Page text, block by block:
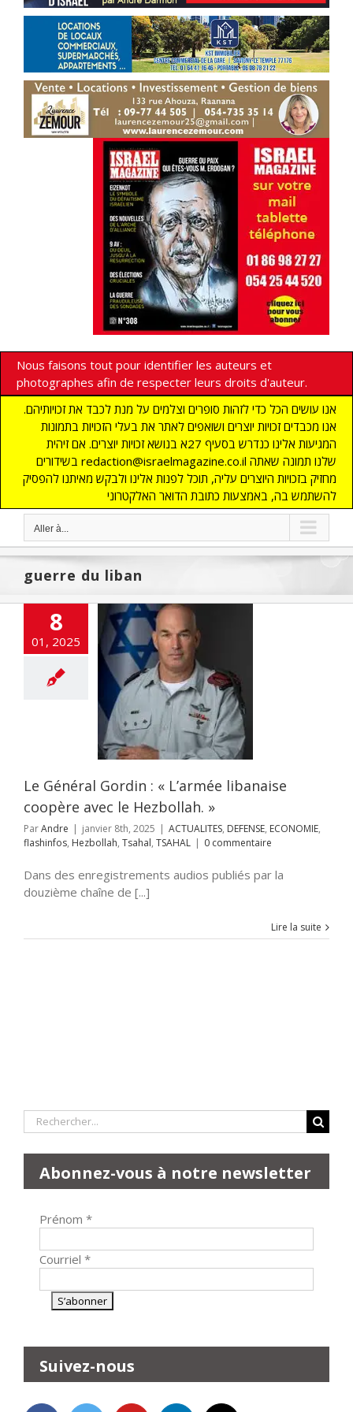
Nous faisons tout pour identifier les auteurs et
photographes afin de respecter leurs droits d'auteur.
אנו עושים הכל כדי לזהות סופרים וצלמים על מנת לכבד את זכויותיהם.
אנו מכבדים זכויות יוצרים ושואפים לאתר את בעלי הזכויות בתמונות
המגיעות אלינו כנדרש בסעיף 27א בנושא זכויות יוצרים. אם זיהית
בשידורים redaction@israelmagazine.co.il שלנו תמונה שאתה
מחזיק בזכויות היוצרים עליה, תוכל לפנות אלינו ולבקש מאיתנו להפסיק
להשתמש בה, באמצעות כתובת הדואר האלקטרוני
Aller à...
guerre du liban
8
01, 2025
Gordin : «
libanaise
avec le
Le Général Gordin : « L’armée libanaise
coopère avec le Hezbollah. »
ParAndre | janvier 8th, 2025 | ACTUALITES, DEFENSE, ECONOMIE,
flashinfos, Hezbollah, Tsahal, TSAHAL | 0 commentaire
Dans des enregistrements audios publiés par la
douzième chaîne de [...]
Lire la suite
Rechercher:
Abonnez-vous à notre newsletter
Prénom *
Courriel *
Suivez-nous